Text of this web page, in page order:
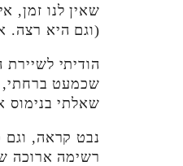
שאין לנו זמן,
(וגם היא רצה.
הודיתי
שכמעט ברחתי,
שאלתי
נבט קראה,
רשימה ארוכה